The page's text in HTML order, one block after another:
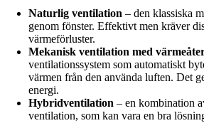
Naturlig ventilation – den klassiska
genom fönster. Effektivt men kräver
värmeförluster.
Mekanisk ventilation med
ventilationssystem som automatiskt
värmen från den använda luften. Det
energi.
Hybridventilation – en kombination
ventilation, som kan vara en bra